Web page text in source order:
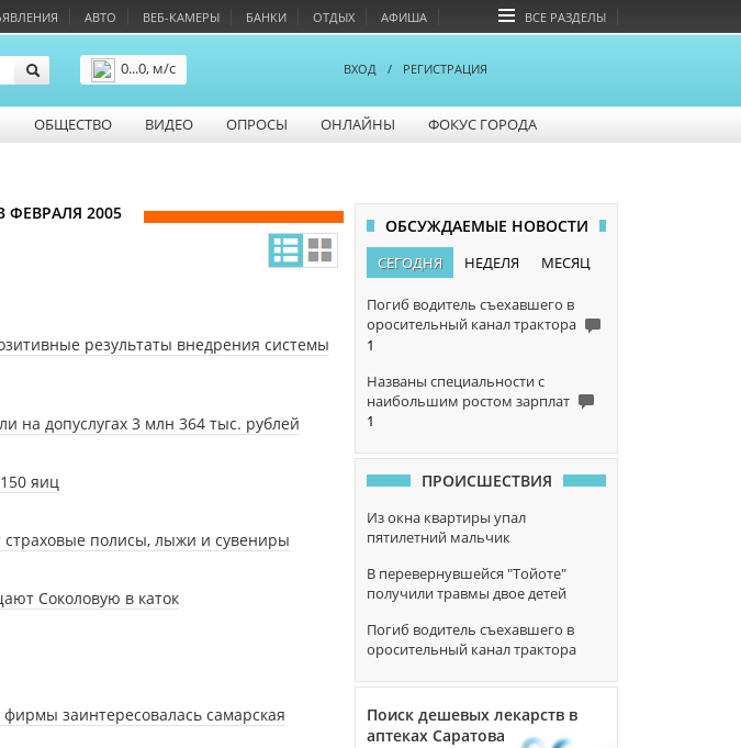
АВТО ВЕБ-КАМЕРЫ БАНКИ ОТДЫХ АФИША ВСЕ РАЗДЕЛЫ
0...0, м/с
ВХОД / РЕГИСТРАЦИЯ
ОБЩЕСТВО ВИДЕО ОПРОСЫ ОНЛАЙНЫ ФОКУС ГОРОДА
ФЕВРАЛЯ 2005
результаты внедрения системы
на допуслугах 3 млн 364 тыс. рублей
яиц
полисы, лыжи и сувениры
Соколовую в каток
заинтересовалась самарская
ОБСУЖДАЕМЫЕ НОВОСТИ
СЕГОДНЯ НЕДЕЛЯ МЕСЯЦ
Погиб водитель съехавшего в
оросительный канал трактора
1
Названы специальности с
наибольшим ростом зарплат
1
ПРОИСШЕСТВИЯ
Из окна квартиры упал
пятилетний мальчик
В перевернувшейся "Тойоте"
получили травмы двое детей
Погиб водитель съехавшего в
оросительный канал трактора
Поиск дешевых лекарств в
аптеках Саратова